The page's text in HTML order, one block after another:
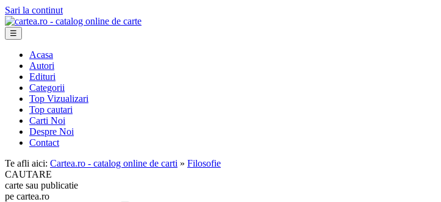
Sari la continut
☰
Acasa
Autori
Edituri
Categorii
Top Vizualizari
Top cautari
Carti Noi
Despre Noi
Contact
Te afli aici: Cartea.ro - catalog online de carti » Filosofie
CAUTARE
carte sau publicatie
pe cartea.ro